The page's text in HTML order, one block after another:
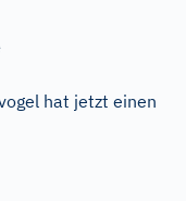
hat jetzt einen